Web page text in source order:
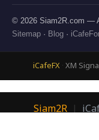
© 2026 Siam2R.com —
Sitemap · Blog ·
iCafeFX· XM
Siam2R |